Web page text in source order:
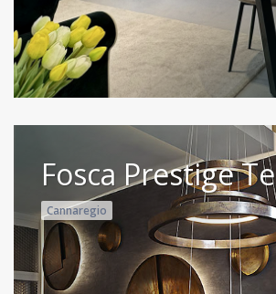
Fosca Prestige
Cannaregio